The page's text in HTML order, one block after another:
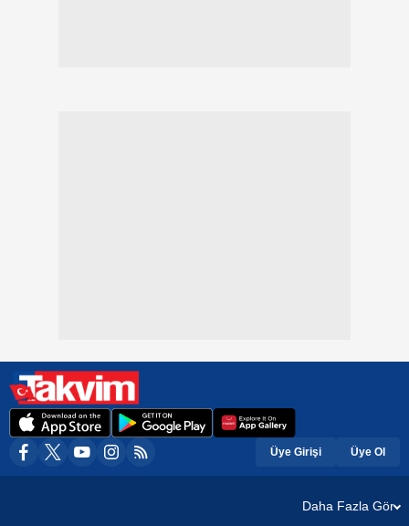
Üye Girişi Üye Ol
Daha Fazla Gör